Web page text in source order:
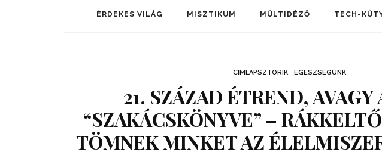
ÉRDEKES VILÁG MISZTIKUM MÚLTIDÉZŐ TECH-
CÍMLAPSZTORIK EGÉSZSÉGÜNK
21. SZÁZAD ÉTREND,
“SZAKÁCSKÖNYVE” –
TÖMNEK MINKET AZ